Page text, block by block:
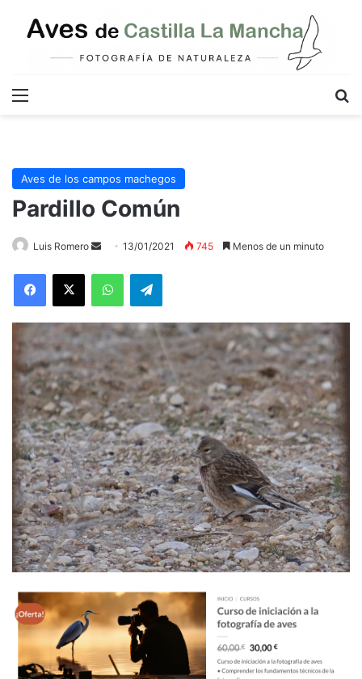
Menú
Aves de los campos machegos
Pardillo Común
Luis Romero
Send
email
13/01/2021 745 Menos de un minuto
WhatsAppTelegram